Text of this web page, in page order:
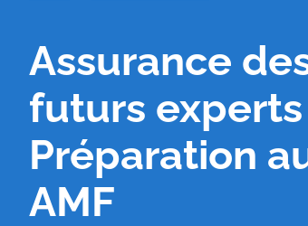
Assurance
futurs
Préparation
AMF